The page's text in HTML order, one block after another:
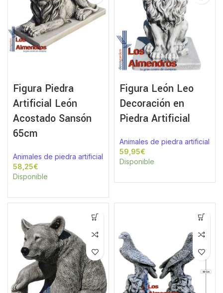
Figura Piedra
Artificial León
Acostado Sansón
65cm
Animales de piedra artificial
€
Disponible
Figura León Leo
Decoración en
Piedra Artificial
Animales de piedra artificial
€
Disponible